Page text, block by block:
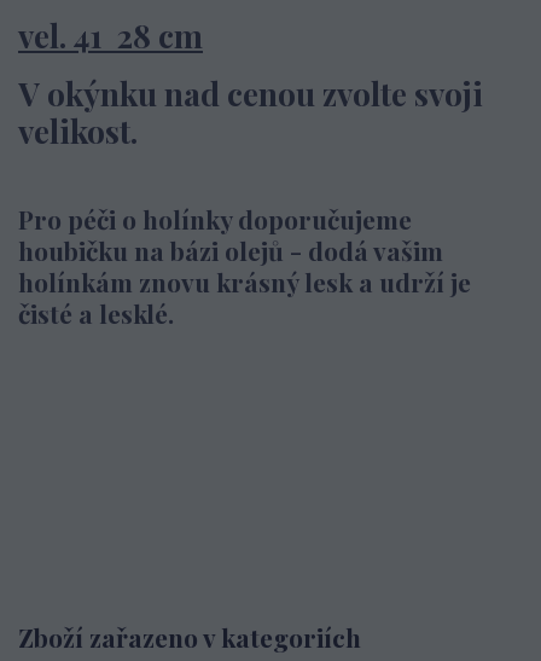
vel. 41 28 cm
V okýnku nad cenou zvolte svoji
velikost.
Pro péči o holínky doporučujeme
houbičku na bázi olejů - dodá vašim
holínkám znovu krásný lesk a udrží je
čisté a lesklé.
Zboží zařazeno v kategoriích